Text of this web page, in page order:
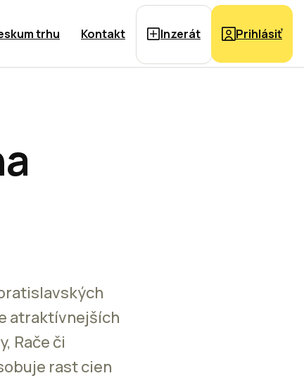
trhu Kontakt Inzerát Prihlásiť
atraktívnejších
Rače či
rast cien